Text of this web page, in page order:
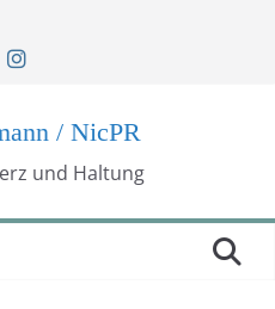
/ NicPR
und Haltung